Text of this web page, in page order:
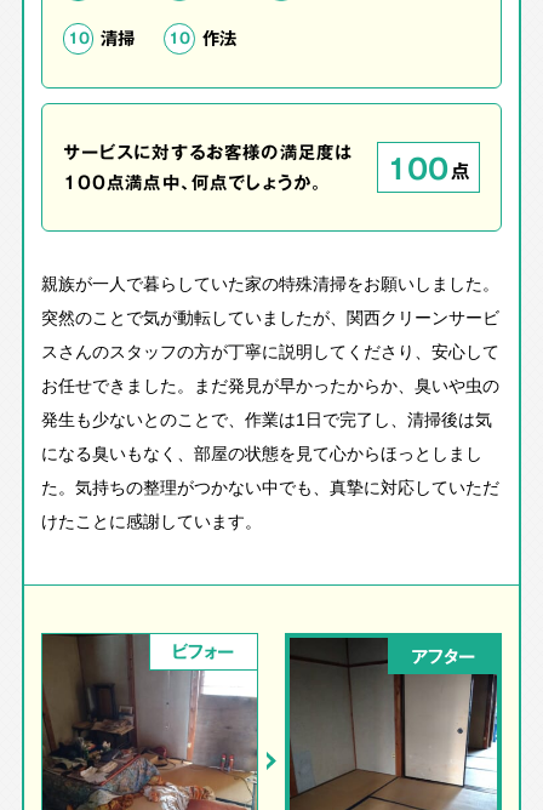
10 清掃 10 作法
サービスに対するお客様の満足度は
100点満点中、何点でしょうか。
100点
親族が一人で暮らしていた家の特殊清掃をお願いしました。
突然のことで気が動転していましたが、関西クリーンサービ
スさんのスタッフの方が丁寧に説明してくださり、安心して
お任せできました。まだ発見が早かったからか、臭いや虫の
発生も少ないとのことで、作業は1日で完了し、清掃後は気
になる臭いもなく、部屋の状態を見て心からほっとしまし
た。気持ちの整理がつかない中でも、真摯に対応していただ
けたことに感謝しています。
ビフォー アフター